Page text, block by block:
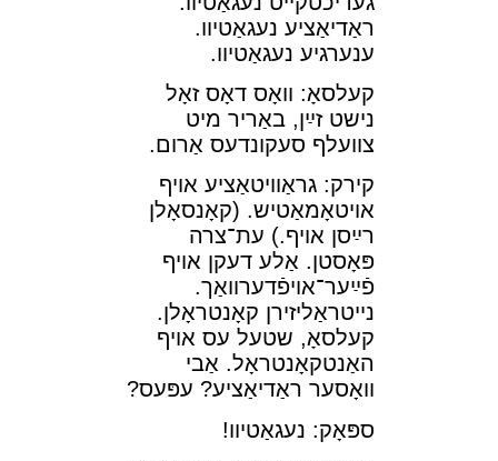
ראַדיאַציע נעגאַטיװ.
ענערגיע נעגאַטיװ.
קעלסאָ: װאָס דאָס זאָל
נישט זײַן, באַריר מיט
צװעלף סעקונדעס אַרום.
קירק: גראַװיטאַציע אױף
אױטאָמאַטיש. (קאָנסאָלן
רײַסן אױף.) עת־⁠צרה
פּאָסטן. אַלע דעקן אױף
פֿײַער־אױפֿדערװאַך.
נײטראַליזירן קאָנטראָלן.
קעלסאָ, שטעל עס אױף
האַנטקאָנטראָל. אַבי
װאָסער ראַדיאַציע? עפּעס?
ספּאָק: נעגאַטיװ!